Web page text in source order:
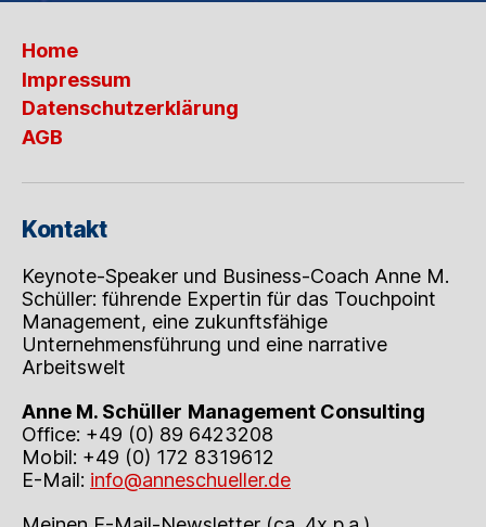
Home
Impressum
Datenschutzerklärung
AGB
Kontakt
Keynote-Speaker und Business-Coach Anne M.
Schüller: führende Expertin für das Touchpoint
Management, eine zukunftsfähige
Unternehmensführung und eine narrative
Arbeitswelt
Anne M. Schüller Management Consulting
Office: +49 (0) 89 6423208
Mobil: +49 (0) 172 8319612
E-Mail: info@anneschueller.de